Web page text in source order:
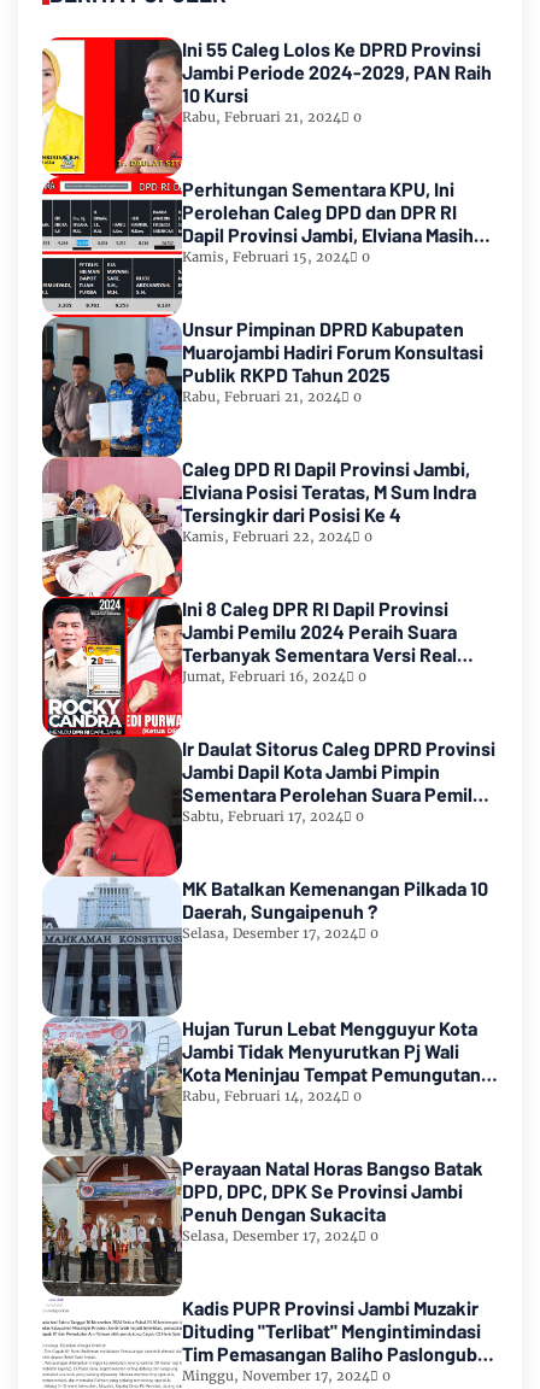
Ini 55 Caleg Lolos Ke DPRD Provinsi
Jambi Periode 2024-2029, PAN Raih
10 Kursi
Rabu, Februari 21, 2024 0
Perhitungan Sementara KPU, Ini
Perolehan Caleg DPD dan DPR RI
Dapil Provinsi Jambi, Elviana Masih
Urutan Kedua Teratas
Kamis, Februari 15, 2024 0
Unsur Pimpinan DPRD Kabupaten
Muarojambi Hadiri Forum Konsultasi
Publik RKPD Tahun 2025
Rabu, Februari 21, 2024 0
Caleg DPD RI Dapil Provinsi Jambi,
Elviana Posisi Teratas, M Sum Indra
Tersingkir dari Posisi Ke 4
Kamis, Februari 22, 2024 0
Ini 8 Caleg DPR RI Dapil Provinsi
Jambi Pemilu 2024 Peraih Suara
Terbanyak Sementara Versi Real
Count KPU RI
Jumat, Februari 16, 2024 0
Ir Daulat Sitorus Caleg DPRD Provinsi
Jambi Dapil Kota Jambi Pimpin
Sementara Perolehan Suara Pemilu
2024
Sabtu, Februari 17, 2024 0
MK Batalkan Kemenangan Pilkada 10
Daerah, Sungaipenuh ?
Selasa, Desember 17, 2024 0
Hujan Turun Lebat Mengguyur Kota
Jambi Tidak Menyurutkan Pj Wali
Kota Meninjau Tempat Pemungutan
Suara Pemilu 2024
Rabu, Februari 14, 2024 0
Perayaan Natal Horas Bangso Batak
DPD, DPC, DPK Se Provinsi Jambi
Penuh Dengan Sukacita
Selasa, Desember 17, 2024 0
Kadis PUPR Provinsi Jambi Muzakir
Dituding "Terlibat" Mengintimindasi
Tim Pemasangan Baliho Paslongub
Romi-Sudirman
Minggu, November 17, 2024 0